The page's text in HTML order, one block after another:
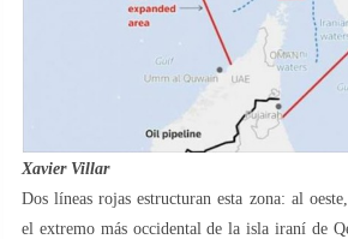
Xavier Villar
Dos líneas rojas estructuran esta zona: al
el extremo más occidental de la isla iraní de